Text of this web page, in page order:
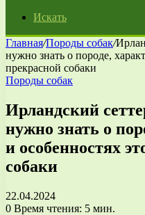
Искать
Главная/Породы собак/
нужно знать о породе,
прекрасной собаки
Породы собак
Ирландский
нужно знать о
и особенностях
собаки
22.04.2024
0 Время чтения: 5 мин.